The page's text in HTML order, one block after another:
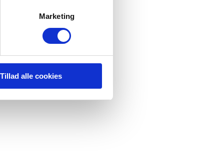
Marketing
Tillad alle cookies